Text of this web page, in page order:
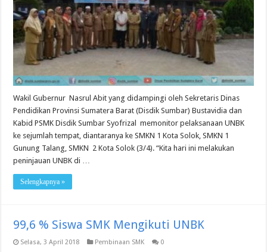
Wakil Gubernur Nasrul Abit yang didampingi oleh Sekretaris Dinas
Pendidikan Provinsi Sumatera Barat (Disdik Sumbar) Bustavidia dan
Kabid PSMK Disdik Sumbar Syofrizal memonitor pelaksanaan UNBK
ke sejumlah tempat, diantaranya ke SMKN 1 Kota Solok, SMKN 1
Gunung Talang, SMKN 2 Kota Solok (3/4). “Kita hari ini melakukan
peninjauan UNBK di …
Selengkapnya »
99,6 % Siswa SMK Mengikuti UNBK
Selasa, 3 April 2018 Pembinaan SMK 0